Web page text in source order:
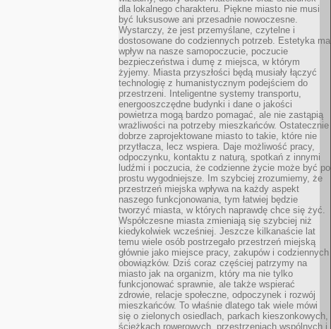
dla lokalnego charakteru. Piękne miasto nie musi
być luksusowe ani przesadnie nowoczesne.
Wystarczy, że jest przemyślane, czytelne i
dostosowane do codziennych potrzeb. Estetyka ma
wpływ na nasze samopoczucie, poczucie
bezpieczeństwa i dumę z miejsca, w którym
żyjemy. Miasta przyszłości będą musiały łączyć
technologię z humanistycznym podejściem do
przestrzeni. Inteligentne systemy transportu,
energooszczędne budynki i dane o jakości
powietrza mogą bardzo pomagać, ale nie zastąpią
wrażliwości na potrzeby mieszkańców. Ostatecznie
dobrze zaprojektowane miasto to takie, które nie
przytłacza, lecz wspiera. Daje możliwość pracy,
odpoczynku, kontaktu z naturą, spotkań z innymi
ludźmi i poczucia, że codzienne życie może być po
prostu wygodniejsze. Im szybciej zrozumiemy, że
przestrzeń miejska wpływa na każdy aspekt
naszego funkcjonowania, tym łatwiej będzie
tworzyć miasta, w których naprawdę chce się żyć.
Współczesne miasta zmieniają się szybciej niż
kiedykolwiek wcześniej. Jeszcze kilkanaście lat
temu wiele osób postrzegało przestrzeń miejską
głównie jako miejsce pracy, zakupów i codziennych
obowiązków. Dziś coraz częściej patrzymy na
miasto jak na organizm, który ma nie tylko
funkcjonować sprawnie, ale także wspierać
zdrowie, relacje społeczne, odpoczynek i rozwój
mieszkańców. To właśnie dlatego tak wiele mówi
się o zielonych osiedlach, parkach kieszonkowych,
ścieżkach rowerowych, przestrzeniach wspólnych i